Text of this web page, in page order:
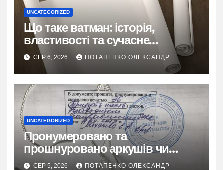
UNCATEGORIZED
Що таке ватман: історія,
властивості та сучасне
застосування
СЕР 6, 2026 ПОТАПЕНКО ОЛЕКСАНДР
UNCATEGORIZED
Пронумеровано та
прошнуровано аркушів чи
сторінок: повний гайд
СЕР 5, 2026 ПОТАПЕНКО ОЛЕКСАНДР